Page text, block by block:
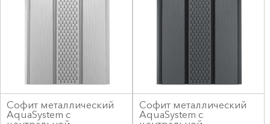
Софит металлический
AquaSystem с
Софит металлический
AquaSystem с